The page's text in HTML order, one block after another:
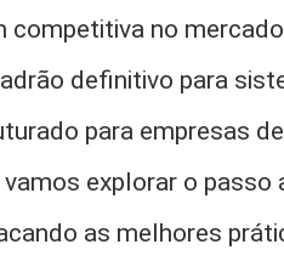
no
definitivo para
para empresas
explorar o passo
as melhores